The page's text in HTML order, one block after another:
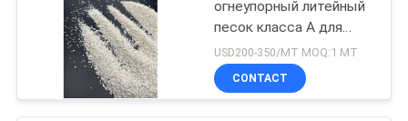
ПРОВЕРКА
КАЧЕСТВА
сплавленный
глинозем
огнеупорный литейный
песок класса А для
производства
алюминия
USD200-350/MT MOQ:1 МТ
CONTACT